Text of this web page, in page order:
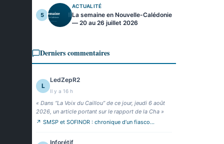
5
ACTUALITÉ
La semaine en Nouvelle-Calédonie
— 20 au 26 juillet 2026
Derniers commentaires
L
LedZepR2
Il y a 16 h
« Dans “La Voix du Caillou” de ce jour, jeudi 6 août
2026, un article portant sur le rapport de la Cha »
↗ SMSP et SOFINOR : chronique d’un fiasco
Inforétif